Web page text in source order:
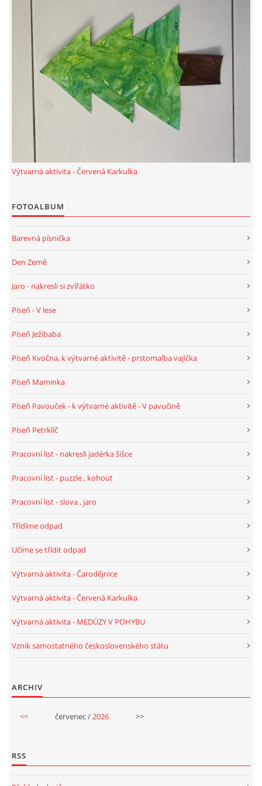
HÁDANKY K TÉMATU JARO, LÉTO, PODZIM,ZIMA
PÍSNĚ K TÉMATU JARO
BÁSNĚ K TÉMATU JARO
POHYBOVÉ AKTIVITY NA TÉMA JARO
PÍSNĚ K TÉMATU LÉTO
BÁSNĚ K TÉMATU LÉTO
PÍSNĚ K TÉMATU PODZIM
POHYBOVÉ AKTIVITY NA TÉMA PODZIM
BÁSNĚ K TÉMATU ZIMA
POHYBOVÉ AKTIVITY NA TÉMA ZIMA
VZDĚLÁVACÍ PLÁN OD ZÁŘÍ DO ČERVNA
TÝDENNÍ PLÁNY
SMYSLOVÁ AKTIVITA
MONTESSORI AKTIVITA
JÓGOVÉ CVIČENÍ, TYPY, RADY, RECENZE
STÁTNÍ SVÁTKY
20.10. DEN STROMŮ
Výtvarná aktivita - Červená Karkulka
FOTOALBUM
Barevná písnička
Den Země
Jaro - nakresli si zvířátko
Píseň - V lese
Píseň Ježibaba
Píseň Kvočna, k výtvarné aktivitě - prstomalba vajíčka
Píseň Maminka
Píseň Pavouček - k výtvarné aktivitě - V pavučině
Píseň Petrklíč
Pracovní list - nakresli jadérka šišce
Pracovní list - puzzle , kohout
Pracovní list - slova , jaro
Třídíme odpad
Učíme se třídit odpad
Výtvarná aktivita - Čarodějnice
Výtvarná aktivita - Červená Karkulka
Výtvarná aktivita - MEDÚZY V POHYBU
Vznik samostatného československého státu
ARCHIV
<< červenec /2026 >>
RSS